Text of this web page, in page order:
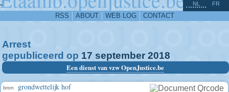
-
RSS ABOUT WEB LOG CONTACT
NL FR
Arrest
gepubliceerd op 17 september 2018
Een dienst van vzw OpenJustice.be
bron grondwettelijk hof
^